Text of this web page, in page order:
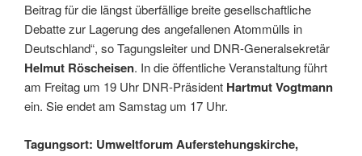
Beitrag für die längst überfällige breite gesellschaftliche
Debatte zur Lagerung des angefallenen Atommülls in
Deutschland“, so Tagungsleiter und DNR-Generalsekretär
Helmut Röscheisen. In die öffentliche Veranstaltung führt
am Freitag um 19 Uhr DNR-Präsident Hartmut Vogtmann
ein. Sie endet am Samstag um 17 Uhr.
Tagungsort: Umweltforum Auferstehungskirche,